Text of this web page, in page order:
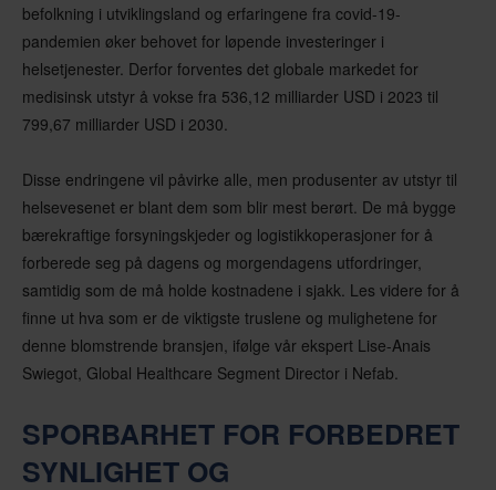
befolkning i utviklingsland og erfaringene fra covid-19-
pandemien øker behovet for løpende investeringer i
helsetjenester. Derfor forventes det globale markedet for
medisinsk utstyr å vokse fra 536,12 milliarder USD i 2023 til
799,67 milliarder USD i 2030.
Disse endringene vil påvirke alle, men produsenter av utstyr til
helsevesenet er blant dem som blir mest berørt. De må bygge
bærekraftige forsyningskjeder og logistikkoperasjoner for å
forberede seg på dagens og morgendagens utfordringer,
samtidig som de må holde kostnadene i sjakk. Les videre for å
finne ut hva som er de viktigste truslene og mulighetene for
denne blomstrende bransjen, ifølge vår ekspert Lise-Anais
Swiegot, Global Healthcare Segment Director i Nefab.
SPORBARHET FOR FORBEDRET
SYNLIGHET OG